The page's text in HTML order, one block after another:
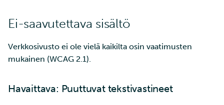
Mahti-supertietokoneen
suuren osion käyttö
Kvanttilaskenta
Etälevyjen liittäminen
Ei-saavutettava sisältö
Verkkosivusto ei ole vielä kaikilta osin vaatimusten
mukainen (WCAG 2.1).
Havaittava: Puuttuvat tekstivastineet